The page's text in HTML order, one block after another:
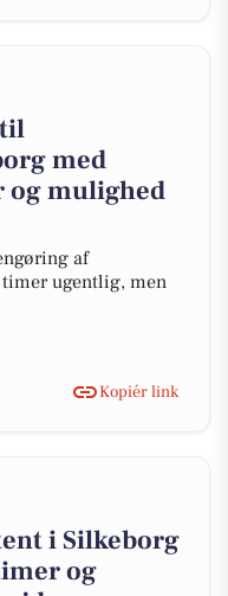
med
og mulighed
af
ugentlig, men
Kopiér link
i Silkeborg
og